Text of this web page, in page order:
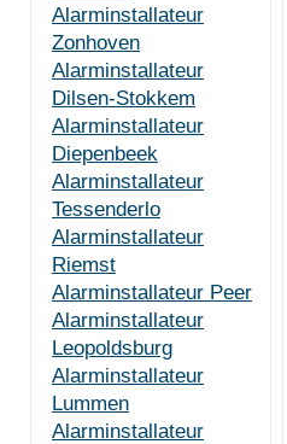
Alarminstallateur
Zonhoven
Alarminstallateur
Dilsen-Stokkem
Alarminstallateur
Diepenbeek
Alarminstallateur
Tessenderlo
Alarminstallateur
Riemst
Alarminstallateur Peer
Alarminstallateur
Leopoldsburg
Alarminstallateur
Lummen
Alarminstallateur